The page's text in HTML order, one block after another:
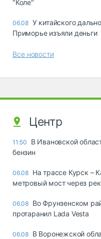
"Коле"
06.08 У китайского
Приморье изъяли деньги
Все новости
Центр
11:50
В Ивановской
бензин
06.08 На трассе Курск –
метровый мост через
06.08 Во Фрунзенском
протаранил Lada Vesta
06.08 В Воронежской